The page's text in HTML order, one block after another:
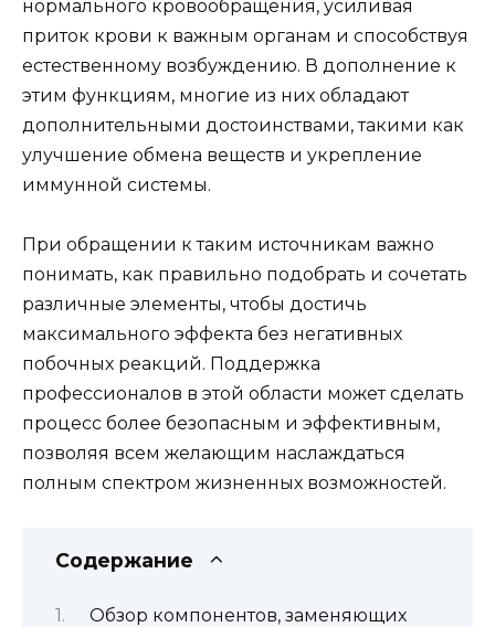
нормального кровообращения, усиливая
приток крови к важным органам и способствуя
естественному возбуждению. В дополнение к
этим функциям, многие из них обладают
дополнительными достоинствами, такими как
улучшение обмена веществ и укрепление
иммунной системы.
При обращении к таким источникам важно
понимать, как правильно подобрать и сочетать
различные элементы, чтобы достичь
максимального эффекта без негативных
побочных реакций. Поддержка
профессионалов в этой области может сделать
процесс более безопасным и эффективным,
позволяя всем желающим наслаждаться
полным спектром жизненных возможностей.
Содержание
Обзор компонентов, заменяющих